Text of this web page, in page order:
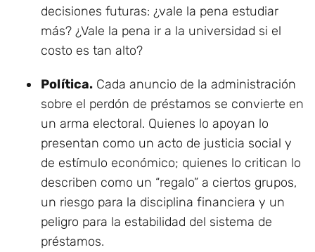
decisiones futuras: ¿vale la pena estudiar
más? ¿Vale la pena ir a la universidad si el
costo es tan alto?
Política. Cada anuncio de la administración
sobre el perdón de préstamos se convierte en
un arma electoral. Quienes lo apoyan lo
presentan como un acto de justicia social y
de estímulo económico; quienes lo critican lo
describen como un “regalo” a ciertos grupos,
un riesgo para la disciplina financiera y un
peligro para la estabilidad del sistema de
préstamos.